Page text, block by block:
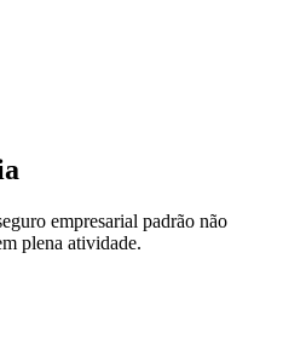
empresarial padrão não
plena atividade.